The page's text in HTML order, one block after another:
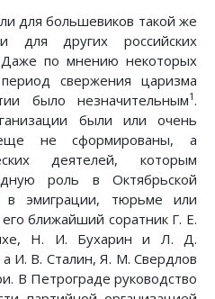
для большевиков такой же
для других российских
по мнению некоторых
свержения царизма
было незначительным1 .
были или очень
не сформированы, а
деятелей, которым
роль в Октябрьской
в эмиграции, тюрьме или
ближайший соратник Г. Е.
Н. И. Бухарин и Л. Д.
И. В. Сталин, Я. М. Свердлов
В Петрограде руководство